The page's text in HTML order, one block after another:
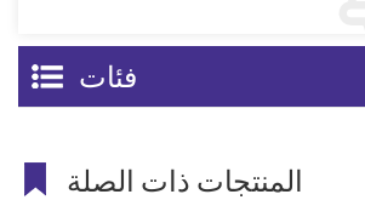
فئات
المنتجات ذات الصلة